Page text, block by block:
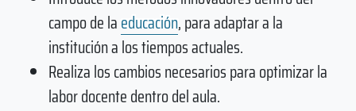
campo de laeducación, para adaptar a la
institución a los tiempos actuales.
Realiza los cambios necesarios para optimizar la
labor docente dentro del aula.